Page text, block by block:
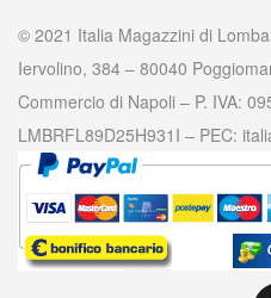
© 2021 Italia Magazzini di
Iervolino, 384 – 80040
Commercio di Napoli – P. IVA:
LMBRFL89D25H931I – PEC: